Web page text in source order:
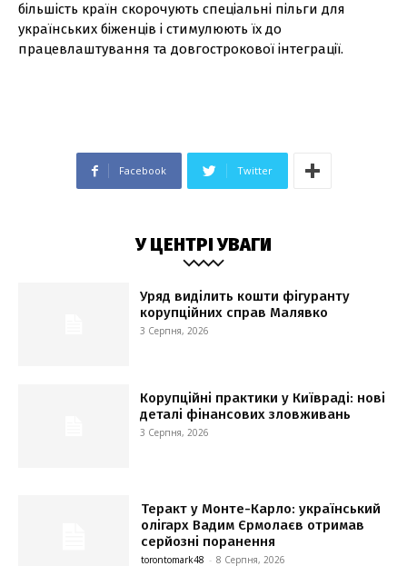
більшість країн скорочують спеціальні пільги для
українських біженців і стимулюють їх до
працевлаштування та довгострокової інтеграції.
Facebook Twitter
У ЦЕНТРІ УВАГИ
Уряд виділить кошти фігуранту
корупційних справ Малявко
3 Серпня, 2026
Корупційні практики у Київраді: нові
деталі фінансових зловживань
3 Серпня, 2026
Теракт у Монте-Карло: український
олігарх Вадим Єрмолаєв отримав
серйозні поранення
torontomark48 - 8 Серпня, 2026